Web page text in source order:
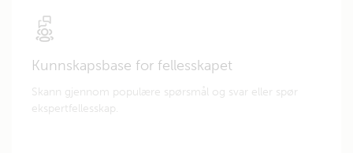
Kunnskapsbase for fellesskapet
Skann gjennom populære spørsmål og svar eller spør
ekspertfellesskap.